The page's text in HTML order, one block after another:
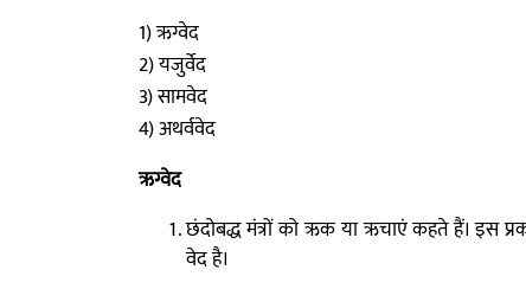
1) ऋग्वेद
2) यजुर्वेद
3) सामवेद
4) अथर्ववेद
ऋग्वेद
छंदोबद्ध मंत्रों को ऋक या ऋचाएं कहते हैं। इस
वेद है।